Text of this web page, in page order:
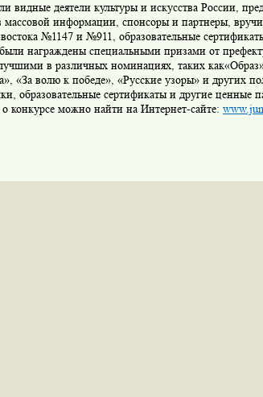
видные деятели культуры и искусства России,
массовой информации, спонсоры и партнеры,
№1147 и №911, образовательные
были награждены специальными призами от
в различных номинациях, таких
«За волю к победе», «Русские узоры» и других
образовательные сертификаты и другие ценные
можно найти на Интернет-сайте: